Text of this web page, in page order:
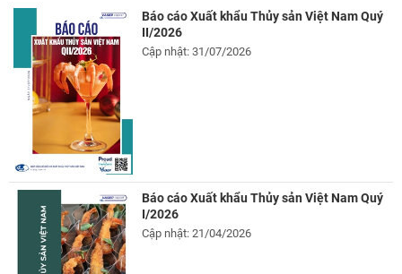
Báo cáo Xuất khẩu Thủy sản Việt Nam Quý
II/2026
Cập nhật: 31/07/2026
Báo cáo Xuất khẩu Thủy sản Việt Nam Quý
I/2026
Cập nhật: 21/04/2026